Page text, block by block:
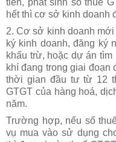
hết thì cơ sở kinh doanh
2. Cơ sở kinh doanh
ký kinh doanh, đăng ký
khấu trừ, hoặc dự án tìm
khí đang trong giai đoạn
thời gian đầu tư từ 12
GTGT của hàng hoá,
năm.
Trường hợp, nếu số
vụ mua vào sử dụng